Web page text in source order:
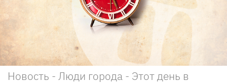
Новость - Люди города - Этот день в